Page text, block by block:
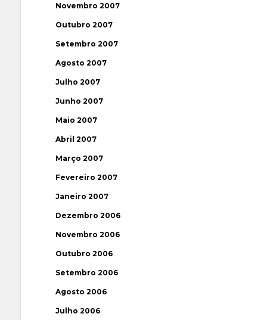
Novembro 2007
Outubro 2007
Setembro 2007
Agosto 2007
Julho 2007
Junho 2007
Maio 2007
Abril 2007
Março 2007
Fevereiro 2007
Janeiro 2007
Dezembro 2006
Novembro 2006
Outubro 2006
Setembro 2006
Agosto 2006
Julho 2006